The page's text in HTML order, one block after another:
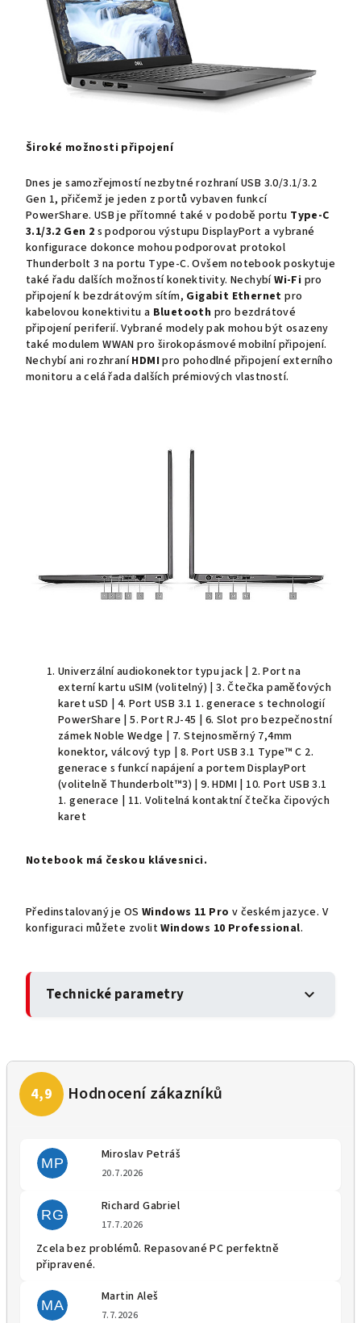
Široké možnosti připojení
Dnes je samozřejmostí nezbytné rozhraní USB 3.0/3.1/3.2
Gen 1, přičemž je jeden z portů vybaven funkcí
PowerShare. USB je přítomné také v podobě portu Type-C
3.1/3.2 Gen 2 s podporou výstupu DisplayPort a vybrané
konfigurace dokonce mohou podporovat protokol
Thunderbolt 3 na portu Type-C. Ovšem notebook poskytuje
také řadu dalších možností konektivity. NechybíWi-Fi pro
připojení k bezdrátovým sítím, Gigabit Ethernet pro
kabelovou konektivitu a Bluetooth pro bezdrátové
připojení periferií. Vybrané modely pak mohou být osazeny
také modulem WWAN pro širokopásmové mobilní připojení.
Nechybí ani rozhraníHDMI pro pohodlné připojení externího
monitoru a celá řada dalších prémiových vlastností.
Univerzální audiokonektor typu jack | 2. Port na
externí kartu uSIM (volitelný) | 3. Čtečka paměťových
karet uSD | 4. Port USB 3.1 1. generace s technologií
PowerShare | 5. Port RJ-45 | 6. Slot pro bezpečnostní
zámek Noble Wedge | 7. Stejnosměrný 7,4mm
konektor, válcový typ | 8. Port USB 3.1 Type™ C 2.
generace s funkcí napájení a portem DisplayPort
(volitelně Thunderbolt™3) | 9. HDMI | 10. Port USB 3.1
1. generace | 11. Volitelná kontaktní čtečka čipových
karet
Notebook má českou klávesnici.
Předinstalovaný je OS Windows 11 Pro v českém jazyce. V
konfiguraci můžete zvolitWindows 10 Professional.
Technické parametry expand_more
MP
Miroslav Petráš
20.7.2026
RG
Richard Gabriel
17.7.2026
Zcela bez problémů. Repasované PC perfektně
připravené.
MA
Martin Aleš
7.7.2026